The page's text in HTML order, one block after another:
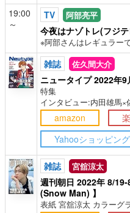
19:00
～
TV 阿部亮平
今夜はナゾトレ(フジ
※阿部さんはレギュラー
雑誌 佐久間大介
ニュータイプ 2022年9
特集
インタビュー:内田雄馬×
amazon
Yahooショッピング
雑誌 宮舘涼太
週刊朝日 2022年 8/
(Snow Man) 】
表紙 宮舘涼太 カラーグ